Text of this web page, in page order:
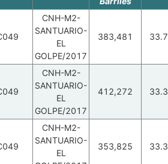
CNH-M2-
SANTUARIO-
EL
GOLPE/2017
383,481 33.7
CNH-M2-
SANTUARIO-
EL
GOLPE/2017
412,272 33.3
CNH-M2-
SANTUARIO-
EL
353,825 33.3